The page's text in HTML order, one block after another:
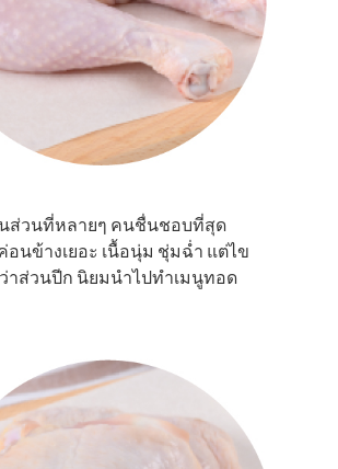
ส่วนที่หลายๆ คนชื่นชอบที่สุด
นข้างเยอะ เนื้อนุ่ม ชุ่มฉํ่า แต่ไข
าส่วนปีก นิยมนำไปทำเมนูทอด